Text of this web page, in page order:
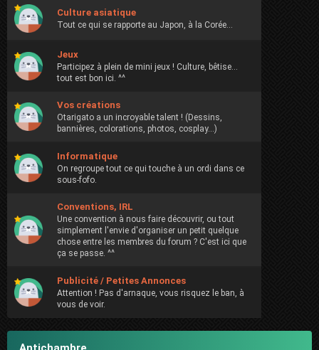
Culture asiatique
Tout ce qui se rapporte au Japon, à la Corée...
Jeux
Participez à plein de mini jeux ! Culture, bêtise...
tout est bon ici. ^^
Vos créations
Otarigato a un incroyable talent ! (Dessins,
bannières, colorations, photos, cosplay...)
Informatique
On regroupe tout ce qui touche à un ordi dans ce
sous-fofo.
Conventions, IRL
Une convention à nous faire découvrir, ou tout
simplement l'envie d'organiser un petit quelque
chose entre les membres du forum ? C'est ici que
ça se passe. ^^
Publicité / Petites Annonces
Attention ! Pas d'arnaque, vous risquez le ban, à
vous de voir.